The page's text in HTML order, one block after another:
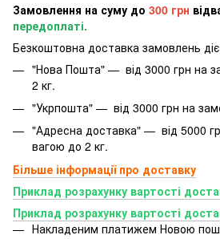
Замовлення на суму до 300 грн
передоплаті.
Безкоштовна доставка замовлень
"Нова Пошта" — від 3000 грн на
2 кг.
"Укрпошта" — від 3000 грн на
"Адресна доставка" — від 5000
вагою до 2 кг.
Більше інформації про доставку
Приклад розрахунку вартості
Приклад розрахунку вартості
Накладеним платижем Новою